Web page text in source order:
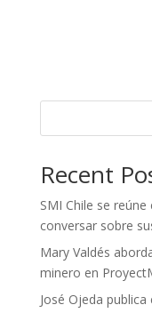
Recent
SMI Chile se
conversar sobre
Mary Valdés
minero en
José Ojeda